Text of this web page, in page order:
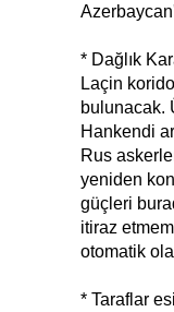
* Dağlık
Laçin
bulunacak.
Hankendi
Rus
yeniden
güçleri
itiraz
otomatik
* Taraflar